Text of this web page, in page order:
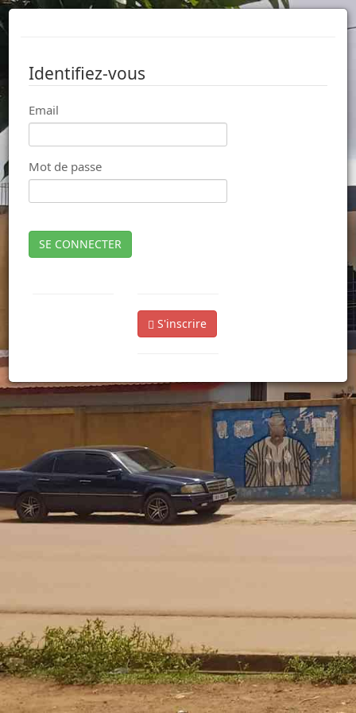
Identifiez-vous
Email
Mot de passe
SE CONNECTER
S'inscrire